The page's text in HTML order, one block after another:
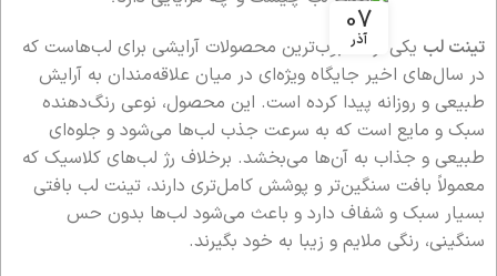
07
آذر تینت لب یکی از محبوب‌ترین محصولات آرایشی برای لب‌هاست که
در سال‌های اخیر جایگاه ویژه‌ای در میان علاقه‌مندان به آرایش
طبیعی و روزانه پیدا کرده است. این محصول، نوعی رنگ‌دهنده
سبک و مایع است که به سرعت جذب لب‌ها می‌شود و جلوه‌ای
طبیعی و جذاب به آن‌ها می‌بخشد. برخلاف رژ لب‌های کلاسیک که
معمولاً بافت سنگین‌تر و پوشش کامل‌تری دارند، تینت لب بافتی
بسیار سبک و شفاف دارد و باعث می‌شود لب‌ها بدون حس
سنگینی، رنگی ملایم و زیبا به خود بگیرند.